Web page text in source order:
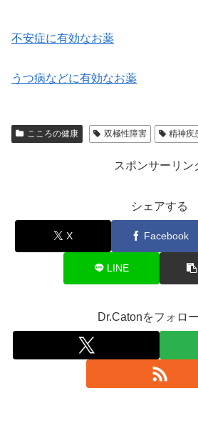
不安症に有効なお薬
うつ病などに有効なお薬
こころの健康 双極性障害 精神疾
スポンサーリン
シェアする
X Facebook
LINE
Dr.Catonをフォロ